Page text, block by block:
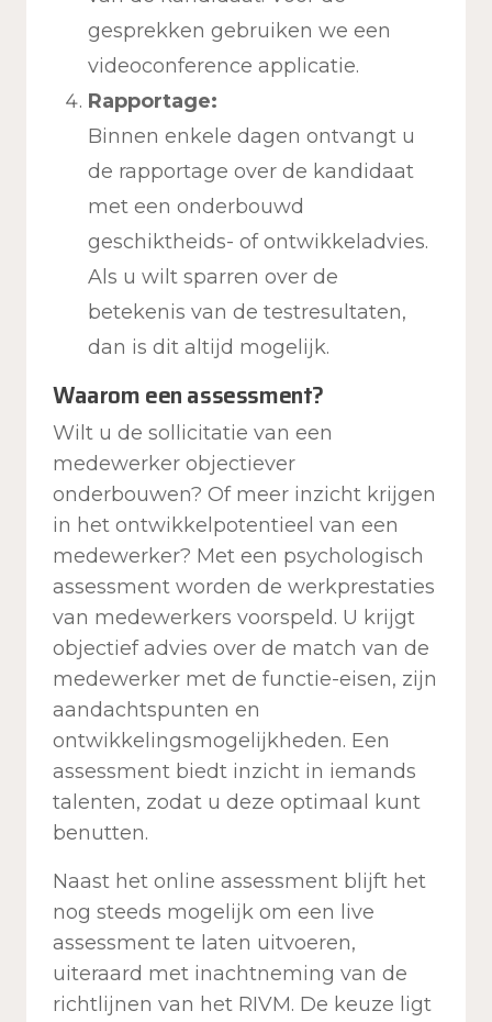
gesprekken gebruiken we een
videoconference applicatie.
Rapportage:
Binnen enkele dagen ontvangt u
de rapportage over de kandidaat
met een onderbouwd
geschiktheids- of ontwikkeladvies.
Als u wilt sparren over de
betekenis van de testresultaten,
dan is dit altijd mogelijk.
Waarom een assessment?
Wilt u de sollicitatie van een
medewerker objectiever
onderbouwen? Of meer inzicht krijgen
in het ontwikkelpotentieel van een
medewerker? Met een psychologisch
assessment worden de werkprestaties
van medewerkers voorspeld. U krijgt
objectief advies over de match van de
medewerker met de functie-eisen, zijn
aandachtspunten en
ontwikkelingsmogelijkheden. Een
assessment biedt inzicht in iemands
talenten, zodat u deze optimaal kunt
benutten.
Naast het online assessment blijft het
nog steeds mogelijk om een live
assessment te laten uitvoeren,
uiteraard met inachtneming van de
richtlijnen van het RIVM. De keuze ligt